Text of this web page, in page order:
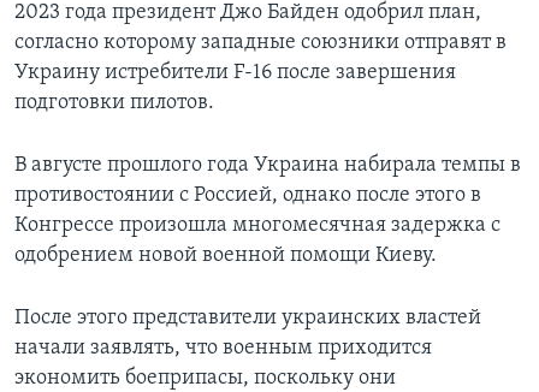
2023 года президент Джо Байден одобрил план,
согласно которому западные союзники отправят в
Украину истребители F-16 после завершения
подготовки пилотов.
В августе прошлого года Украина набирала темпы в
противостоянии с Россией, однако после этого в
Конгрессе произошла многомесячная задержка с
одобрением новой военной помощи Киеву.
После этого представители украинских властей
начали заявлять, что военным приходится
экономить боеприпасы, поскольку они